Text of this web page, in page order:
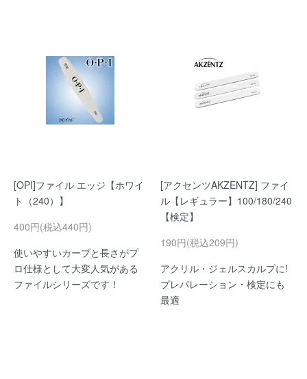
[OPI]ファイル エッジ【ホワイ
ト（240）】
400円(税込440円)
使いやすいカーブと長さがプ
ロ仕様として大変人気がある
ファイルシリーズです！
[アクセンツAKZENTZ] ファイ
ル【レギュラー】100/180/240
【検定】
190円(税込209円)
アクリル・ジェルスカルプに!
プレパレーション・検定にも
最適